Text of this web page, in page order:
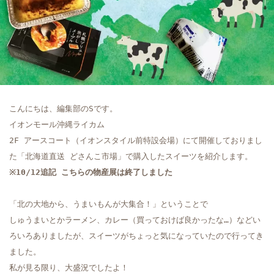
こんにちは、編集部のSです。
イオンモール沖縄ライカム
2F アースコート（イオンスタイル前特設会場）にて開催しておりまし
※10/12追記 こちらの物産展は終了しました
「北の大地から、うまいもんが大集合！」ということで
しゅうまいとかラーメン、カレー（買っておけば良かったな…）などい
ろいろありましたが、スイーツがちょっと気になっていたので行ってき
ました。
私が見る限り、大盛況でしたよ！